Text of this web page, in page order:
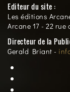
Editeur du site :
Les éditions
Arcane 17 - 22 rue
Directeur de la
Gerald Briant -